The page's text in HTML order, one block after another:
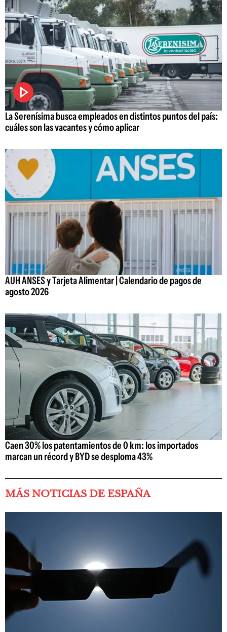
La Serenísima busca empleados en distintos puntos del país:
cuáles son las vacantes y cómo aplicar
AUH ANSES y Tarjeta Alimentar | Calendario de pagos de
agosto 2026
Caen 30% los patentamientos de 0 km: los importados
marcan un récord y BYD se desploma 43%
MÁS NOTICIAS DE ESPAÑA